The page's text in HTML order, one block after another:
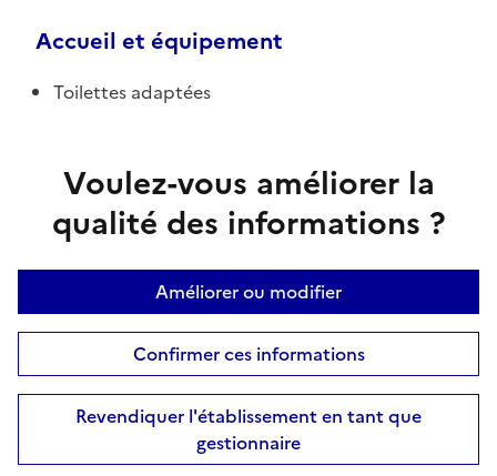
Accueil et équipement
Toilettes adaptées
Voulez-vous améliorer la
qualité des informations ?
Améliorer ou modifier
Confirmer ces informations
Revendiquer l'établissement en tant que
gestionnaire